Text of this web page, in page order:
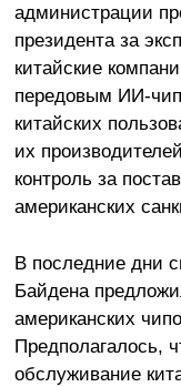
администрации
президента за
китайские
передовым ИИ-
китайских
их
контроль за
американских
В последние дни
Байдена
американских
Предполагалось,
обслуживание